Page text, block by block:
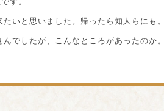
いと思いました。帰ったら知人らにも。
でしたが、こんなところがあったのか。